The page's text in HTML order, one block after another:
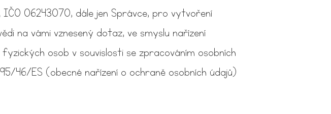
IČO 06243070, dále jen Správce, pro vytvoření
na vámi vznesený dotaz, ve smyslu nařízení
osob v souvislosti se zpracováním osobních
46/ES (obecné nařízení o ochraně osobních údajů)